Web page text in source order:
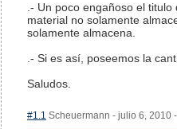
.- Un poco engañoso el
material no solamente
solamente almacena.
.- Si es así, poseemos la
Saludos.
#1.1 Scheuermann - julio 6, 2010